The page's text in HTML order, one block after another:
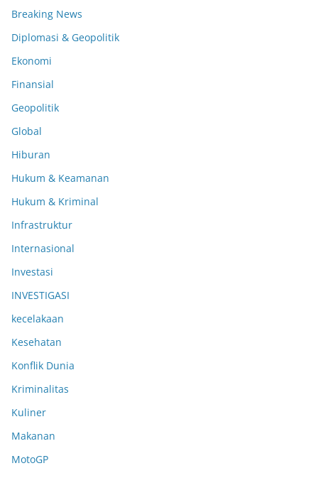
Breaking News
Diplomasi & Geopolitik
Ekonomi
Finansial
Geopolitik
Global
Hiburan
Hukum & Keamanan
Hukum & Kriminal
Infrastruktur
Internasional
Investasi
INVESTIGASI
kecelakaan
Kesehatan
Konflik Dunia
Kriminalitas
Kuliner
Makanan
MotoGP